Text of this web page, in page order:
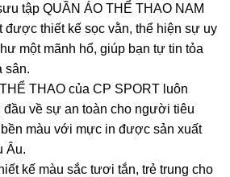
tập QUẦN ÁO THỂ THAO NAM
được thiết kế sọc vằn, thể hiện sự uy
một mãnh hổ, giúp bạn tự tin tỏa
sân.
THAO của CP SPORT luôn
về sự an toàn cho người tiêu
màu với mực in được sản xuất
Âu.
kế màu sắc tươi tắn, trẻ trung cho